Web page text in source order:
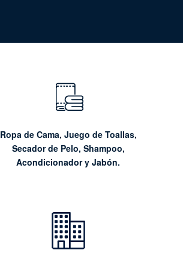
Ropa de Cama, Juego de Toallas,
Secador de Pelo, Shampoo,
Acondicionador y Jabón.